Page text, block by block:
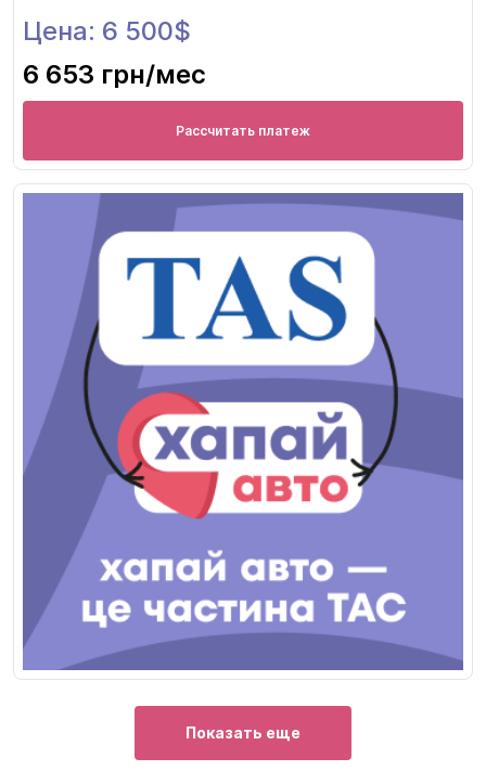
Цена: 6 500$
6 653 грн/мес
Рассчитать платеж
Показать еще